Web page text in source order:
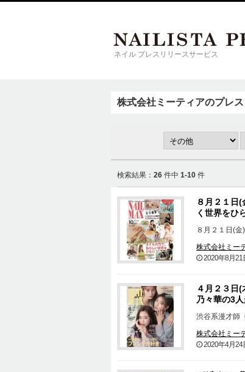
ネイル プレスリリースサービス
株式会社ミーティアのプレ
検索結果： 26 件中 1-10 件
８月２１日
く世界をひ
８月２１日(
株式会社ミー
2020年8月21
４月２３
乃々華の3人
渋谷系漫才師
株式会社ミー
2020年4月24